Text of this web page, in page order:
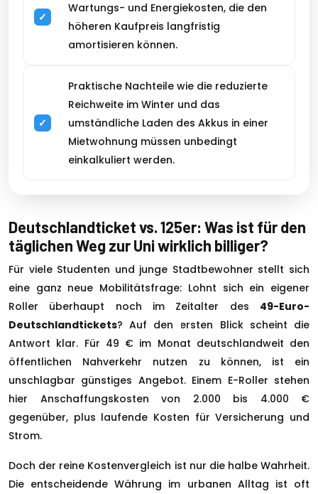
Wartungs- und Energiekosten, die den
höheren Kaufpreis langfristig
amortisieren können.
Praktische Nachteile wie die reduzierte
Reichweite im Winter und das
umständliche Laden des Akkus in einer
Mietwohnung müssen unbedingt
einkalkuliert werden.
Deutschlandticket vs. 125er: Was ist für den
täglichen Weg zur Uni wirklich billiger?
Für viele Studenten und junge Stadtbewohner stellt sich
eine ganz neue Mobilitätsfrage: Lohnt sich ein eigener
Roller überhaupt noch im Zeitalter des 49-Euro-
Deutschlandtickets? Auf den ersten Blick scheint die
Antwort klar. Für 49 € im Monat deutschlandweit den
öffentlichen Nahverkehr nutzen zu können, ist ein
unschlagbar günstiges Angebot. Einem E-Roller stehen
hier Anschaffungskosten von 2.000 bis 4.000 €
gegenüber, plus laufende Kosten für Versicherung und
Strom.
Doch der reine Kostenvergleich ist nur die halbe Wahrheit.
Die entscheidende Währung im urbanen Alltag ist oft